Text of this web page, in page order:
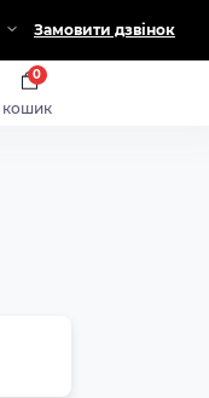
Замовити дзвінок
кошик
0